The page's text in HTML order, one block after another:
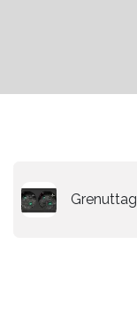
Grenuttag